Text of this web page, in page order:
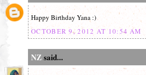
Happy Birthday Yana :)
OCTOBER 9, 2012 AT 10:54 AM
NZsaid...